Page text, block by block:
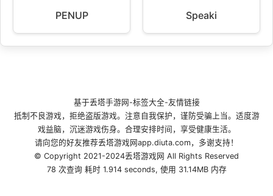
PENUP Speaki
基于丢塔手游网 -标签大全-友情链接
抵制不良游戏，拒绝盗版游戏。注意自我保护，谨防受骗上当。适度游
戏益脑，沉迷游戏伤身。合理安排时间，享受健康生活。
请向您的好友推荐丢塔游戏网app.diuta.com，多谢支持！
© Copyright 2021-2024丢塔游戏网 All Rights Reserved
78 次查询 耗时 1.914 seconds, 使用 31.14MB 内存